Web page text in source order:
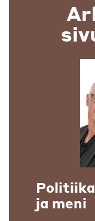
ja meni